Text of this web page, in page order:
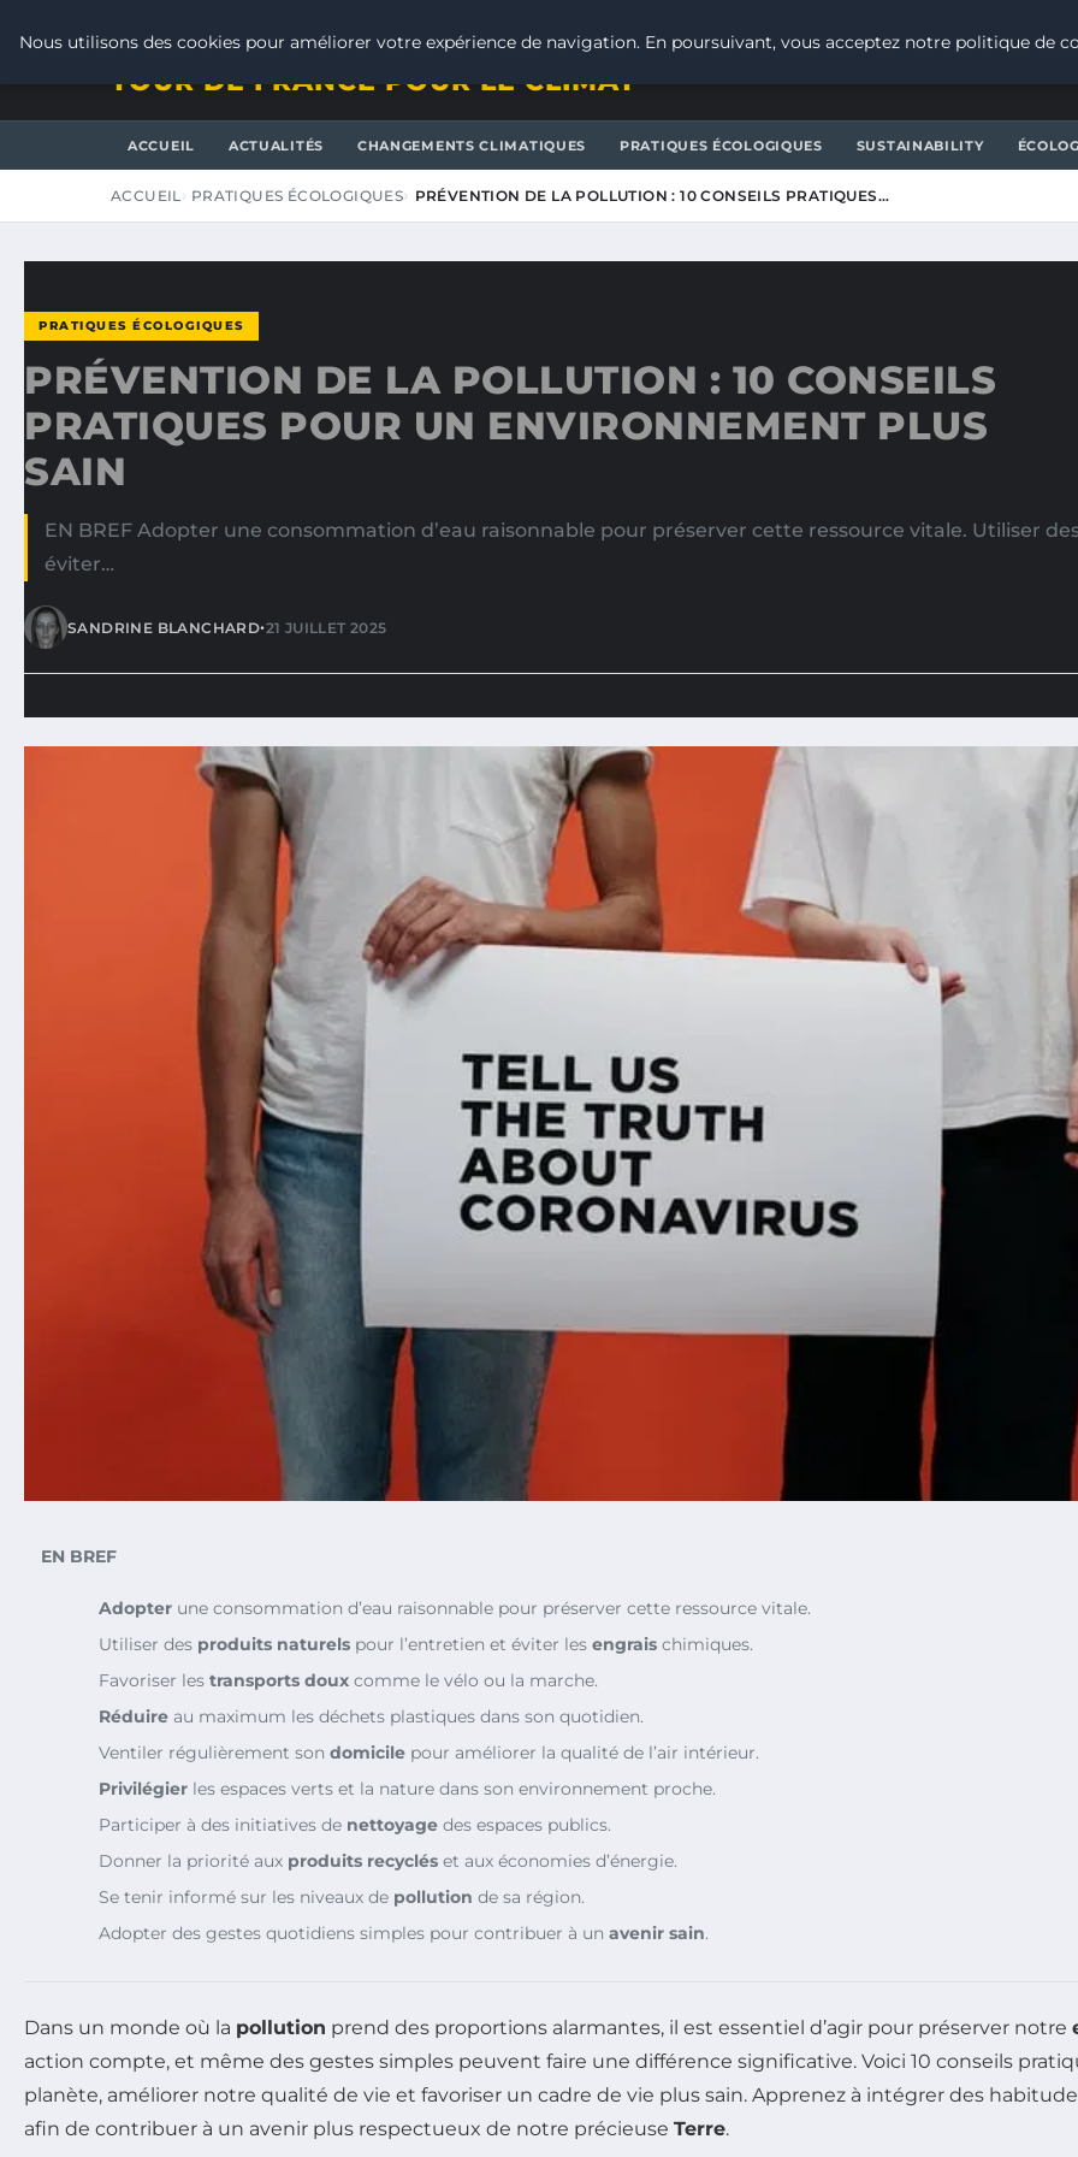
TOUR DE FRANCE POUR LE CLIMAT
ACCUEIL ACTUALITÉS CHANGEMENTS CLIMATIQUES PRATIQUES ÉCOLOGIQUES SUSTAINABILITY
ACCUEIL PRATIQUES ÉCOLOGIQUES PRÉVENTION DE LA POLLUTION : 10 CONSEILS PRATIQUES…
PRATIQUES ÉCOLOGIQUES
PRÉVENTION DE LA POLLUTION : 10 CONSEILS
PRATIQUES POUR UN ENVIRONNEMENT PLUS
SAIN
EN BREF Adopter une consommation d’eau raisonnable pour préserver cette ressource vitale. Utiliser
éviter…
SANDRINE BLANCHARD•21 JUILLET 2025
EN BREF
Adopter une consommation d’eau raisonnable pour préserver cette ressource vitale.
Utiliser des produits naturels pour l’entretien et éviter les engrais chimiques.
Favoriser les transports doux comme le vélo ou la marche.
Réduire au maximum les déchets plastiques dans son quotidien.
Ventiler régulièrement son domicile pour améliorer la qualité de l’air intérieur.
Privilégier les espaces verts et la nature dans son environnement proche.
Participer à des initiatives de nettoyage des espaces publics.
Donner la priorité aux produits recyclés et aux économies d’énergie.
Se tenir informé sur les niveaux de pollution de sa région.
Adopter des gestes quotidiens simples pour contribuer à un avenir sain.
Dans un monde où la pollution prend des proportions alarmantes, il est essentiel d’agir pour préserver notre
action compte, et même des gestes simples peuvent faire une différence significative. Voici 10 conseils
planète, améliorer notre qualité de vie et favoriser un cadre de vie plus sain. Apprenez à intégrer des
afin de contribuer à un avenir plus respectueux de notre précieuse Terre.
Nous utilisons des cookies pour améliorer votre expérience de navigation. En poursuivant, vous acceptez notre politique de